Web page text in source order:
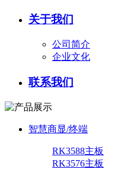
关于我们
公司简介
企业文化
联系我们
智慧商显/终端
RK3588主板
RK3576主板